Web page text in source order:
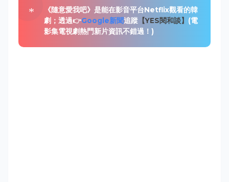
《隨意愛我吧》是能在影音平台Netflix觀看的韓
劇；透過👉Google新聞追蹤 【YES閱和談】 (電
影集電視劇熱門新片資訊不錯過！)